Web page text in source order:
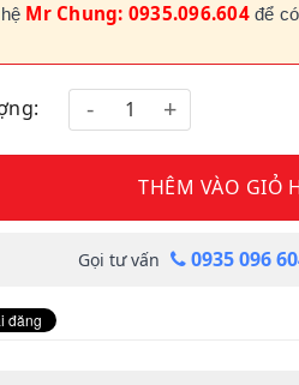
Mr Chung: 0935.096.604để
THÊM VÀO GIỎ
Gọi tư vấn 0935 096